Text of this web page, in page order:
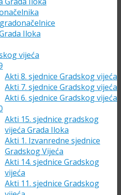
Iloka
vijeća
Akti 8. sjednice Gradskog vijeća
Akti 7. sjednice Gradskog vijeća
Akti 6. sjednice Gradskog vijeća
Akti 15. sjednice gradskog
vijeća Grada Iloka
Akti 1. Izvanredne sjednice
Gradskog Vijeća
Akti 14. sjednice Gradskog
vijeća
Akti 11. sjednice Gradskog